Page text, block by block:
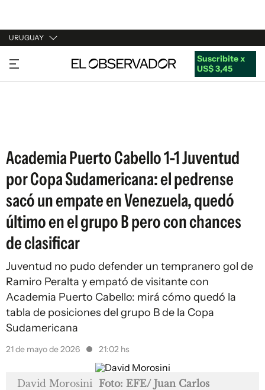
URUGUAY
URUGUAY
ARGENTINA
Suscribite x
US$ 3,45
Academia Puerto Cabello 1-1 Juventud
por Copa Sudamericana: el pedrense
sacó un empate en Venezuela, quedó
último en el grupo B pero con chances
de clasificar
Juventud no pudo defender un tempranero gol de
Ramiro Peralta y empató de visitante con
Academia Puerto Cabello: mirá cómo quedó la
tabla de posiciones del grupo B de la Copa
Sudamericana
21 de mayo de 2026 21:02 hs
David Morosini Foto: EFE/ Juan Carlos